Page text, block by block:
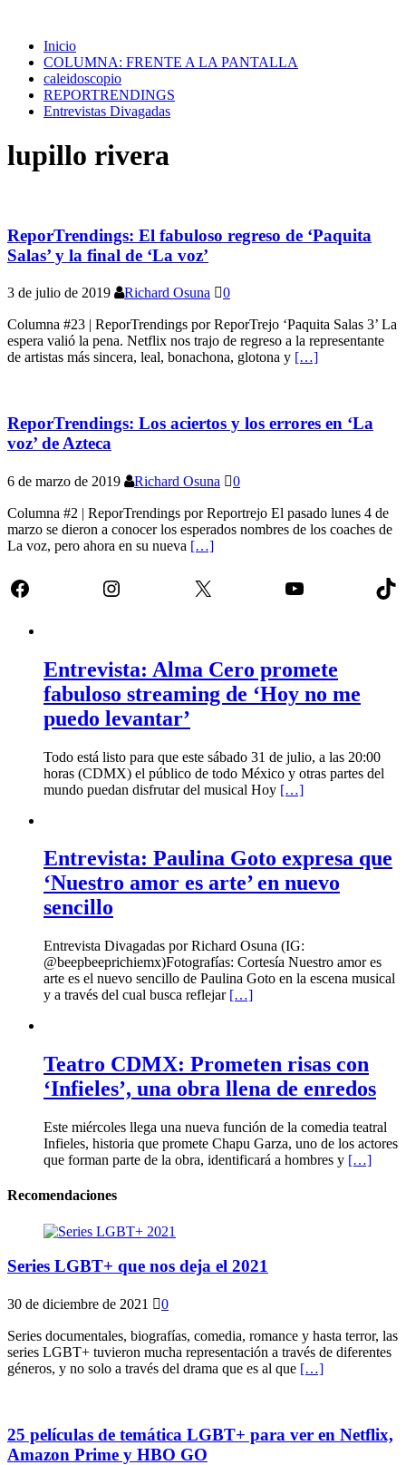
Inicio
COLUMNA: FRENTE A LA PANTALLA
caleidoscopio
REPORTRENDINGS
Entrevistas Divagadas
lupillo rivera
ReporTrendings: El fabuloso regreso de ‘Paquita
Salas’ y la final de ‘La voz’
3 de julio de 2019 Richard Osuna 0
Columna #23 | ReporTrendings por ReporTrejo ‘Paquita Salas 3’ La
espera valió la pena. Netflix nos trajo de regreso a la representante
de artistas más sincera, leal, bonachona, glotona y […]
ReporTrendings: Los aciertos y los errores en ‘La
voz’ de Azteca
6 de marzo de 2019 Richard Osuna 0
Columna #2 | ReporTrendings por Reportrejo El pasado lunes 4 de
marzo se dieron a conocer los esperados nombres de los coaches de
La voz, pero ahora en su nueva […]
Facebook Instagram X YouTube
Entrevista: Alma Cero promete
fabuloso streaming de ‘Hoy no me
puedo levantar’
Todo está listo para que este sábado 31 de julio, a las 20:00
horas (CDMX) el público de todo México y otras partes del
mundo puedan disfrutar del musical Hoy […]
Entrevista: Paulina Goto expresa que
‘Nuestro amor es arte’ en nuevo
sencillo
Entrevista Divagadas por Richard Osuna (IG:
@beepbeeprichiemx)Fotografías: Cortesía Nuestro amor es
arte es el nuevo sencillo de Paulina Goto en la escena musical
y a través del cual busca reflejar […]
Teatro CDMX: Prometen risas con
‘Infieles’, una obra llena de enredos
Este miércoles llega una nueva función de la comedia teatral
Infieles, historia que promete Chapu Garza, uno de los actores
que forman parte de la obra, identificará a hombres y […]
Recomendaciones
Series LGBT+ que nos deja el 2021
30 de diciembre de 2021 0
Series documentales, biografías, comedia, romance y hasta terror, las
series LGBT+ tuvieron mucha representación a través de diferentes
géneros, y no solo a través del drama que es al que […]
25 películas de temática LGBT+ para ver en Netflix,
Amazon Prime y HBO GO